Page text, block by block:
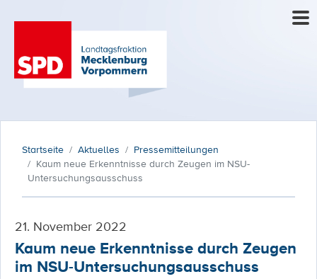
Startseite Aktuelles
Pressemitteilungen
Kaum neue Erkenntnisse durch Zeugen im NSU-
Untersuchungsausschuss
21. November 2022
Kaum neue Erkenntnisse durch Zeugen
im NSU-Untersuchungsausschuss